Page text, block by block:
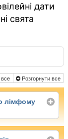
дати
свята
Розгорнути все
лімфому